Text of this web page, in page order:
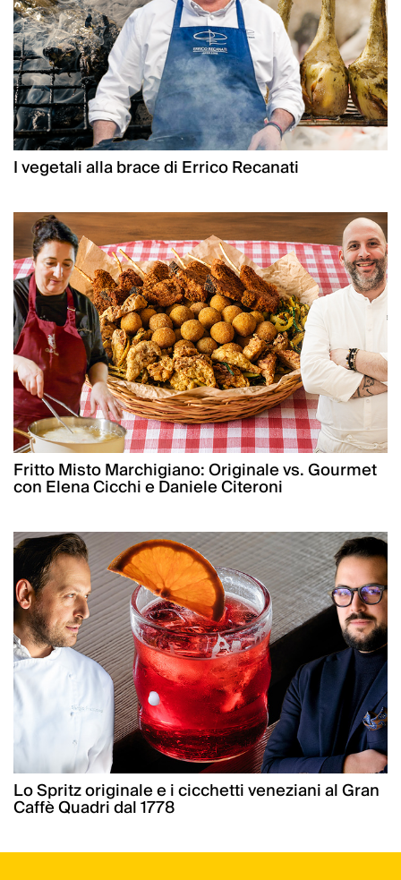
I vegetali alla brace di Errico Recanati
Fritto Misto Marchigiano: Originale vs. Gourmet
con Elena Cicchi e Daniele Citeroni
Lo Spritz originale e i cicchetti veneziani al Gran
Caffè Quadri dal 1778